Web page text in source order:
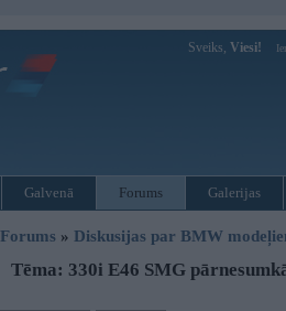
Sveiks, Viesi!
Galvenā Forums Galerijas
Forums » Diskusijas par BMW
Tēma: 330i E46 SMG